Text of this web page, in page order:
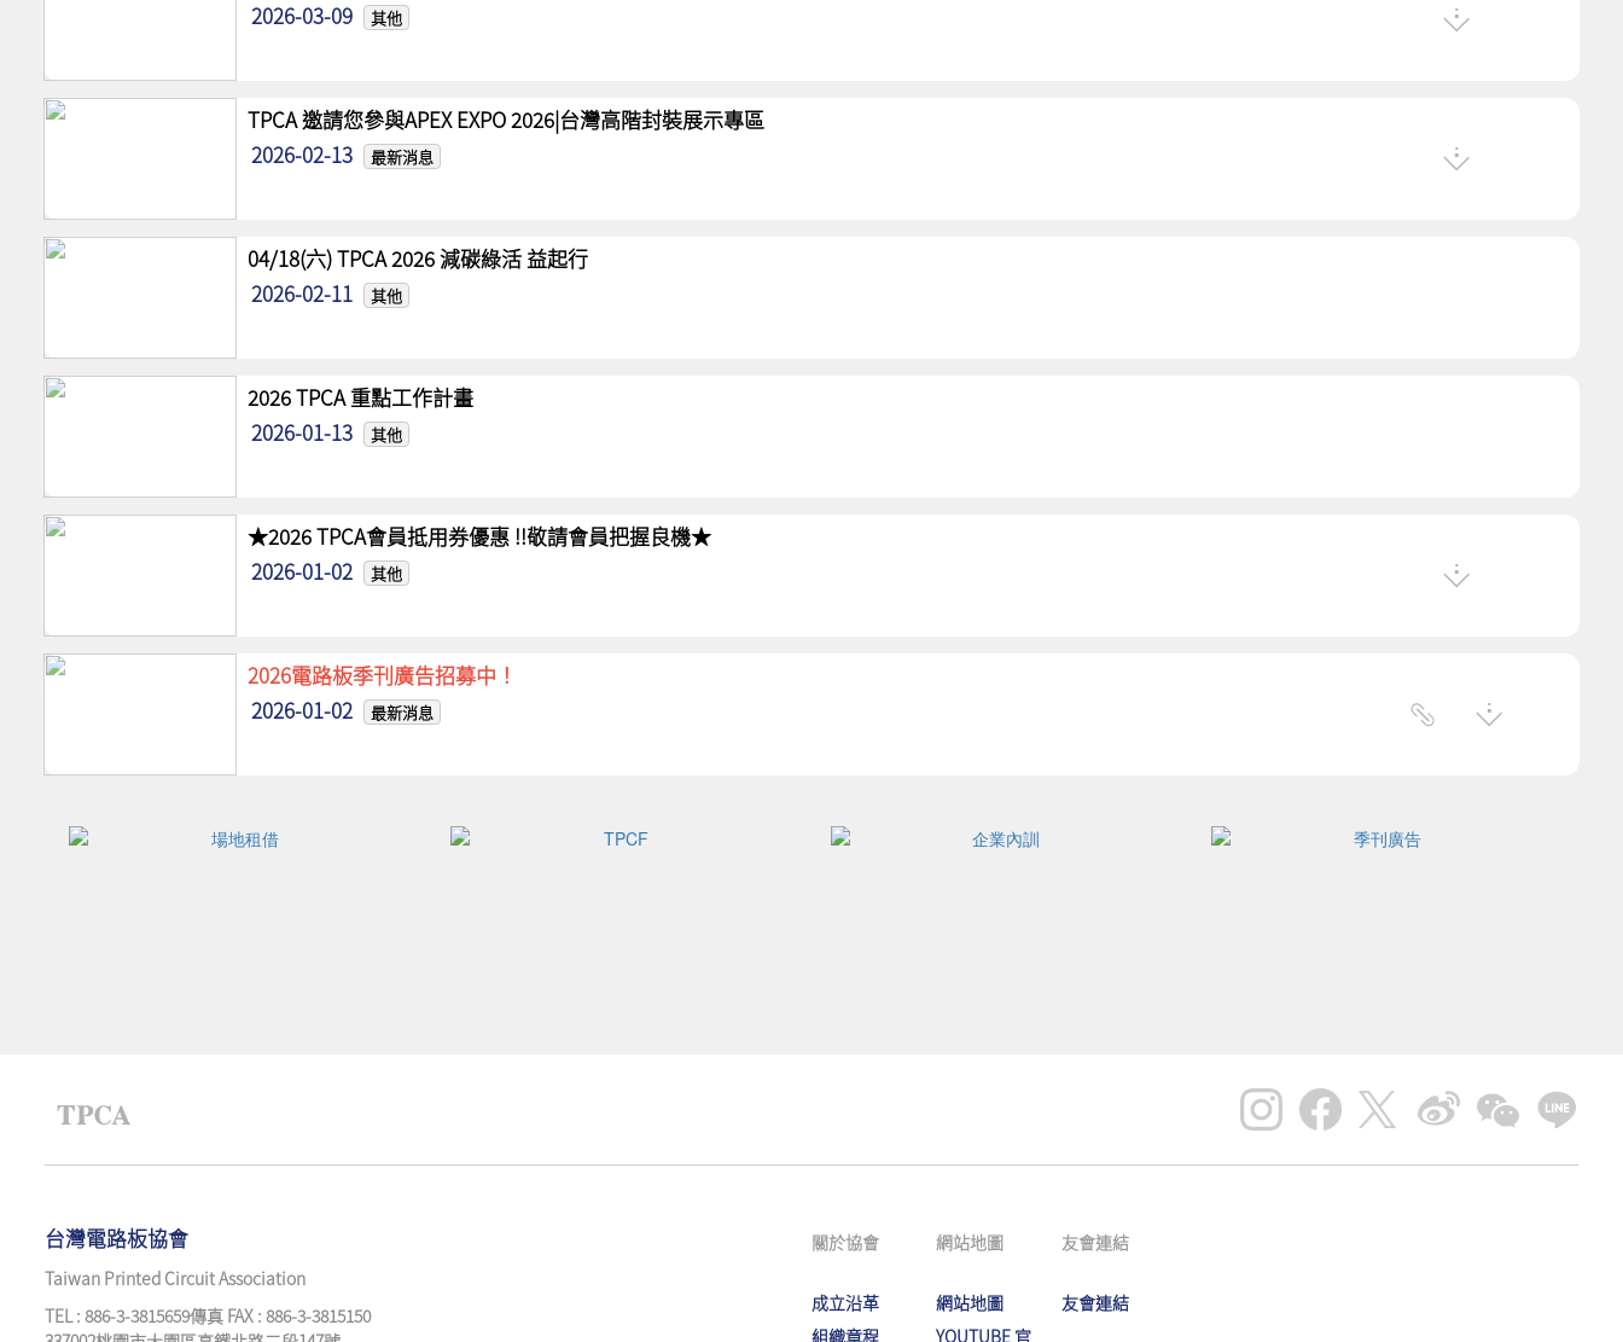
2026-03-09
其他
TPCA 邀請您參與APEX EXPO 2026|台灣高階封裝展示專區
2026-02-13
最新消息
04/18(六) TPCA 2026 減碳綠活 益起行
2026-02-11
其他
2026 TPCA 重點工作計畫
2026-01-13
其他
★2026 TPCA會員抵用券優惠 !!敬請會員把握良機★
2026-01-02
其他
2026電路板季刊廣告招募中！
2026-01-02
最新消息
台灣電路板協會
Taiwan Printed Circuit Association
TEL : 886-3-3815659傳真 FAX : 886-3-3815150
關於協會
成立沿革
組織章程
網站地圖
網站地圖
YOUTUBE 官
友會連結
友會連結